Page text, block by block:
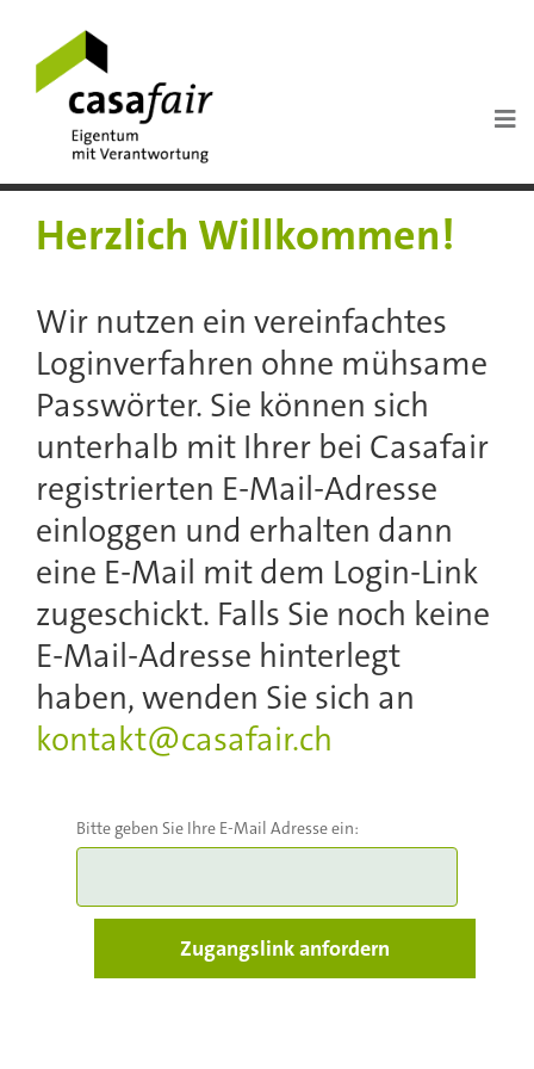
Herzlich Willkommen!
Wir nutzen ein vereinfachtes
Loginverfahren ohne mühsame
Passwörter. Sie können sich
unterhalb mit Ihrer bei Casafair
registrierten E-Mail-Adresse
einloggen und erhalten dann
eine E-Mail mit dem Login-Link
zugeschickt. Falls Sie noch keine
E-Mail-Adresse hinterlegt
haben, wenden Sie sich an
kontakt@casafair.ch
Bitte geben Sie Ihre E-Mail Adresse ein: